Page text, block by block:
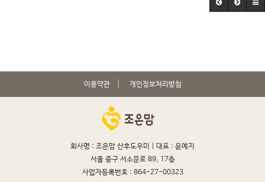
이용약관 개인정보처리방침
회사명 : 조은맘 산후도우미 | 대표 : 윤예지
서울 중구 서소문로 89, 17층
사업자등록번호 : 864-27-00323